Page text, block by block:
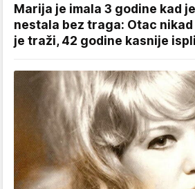
Marija je imala 3 godine kad
nestala bez traga: Otac
je traži, 42 godine kasnije